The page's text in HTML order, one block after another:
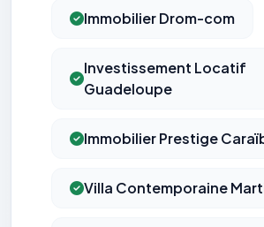
Immobilier Drom-com
Investissement Locatif
Guadeloupe
Immobilier Prestige
Villa Contemporaine